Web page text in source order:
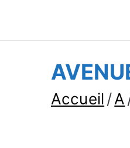
Suivre
Accueil A